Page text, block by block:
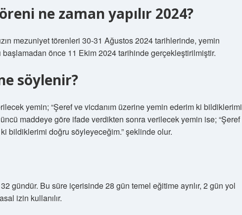
ne zaman yapılır 2024?
mezuniyet törenleri 30-31 Ağustos 2024 tarihlerinde, yemin
başlamadan önce 11 Ekim 2024 tarihinde gerçekleştirilmiştir.
söylenir?
yemin; “Şeref ve vicdanım üzerine yemin ederim ki bildiklerimi
maddeye göre ifade verdikten sonra verilecek yemin ise; “Şeref
bildiklerimi doğru söyleyeceğim.” şeklinde olur.
gündür. Bu süre içerisinde 28 gün temel eğitime ayrılır, 2 gün yol
izin kullanılır.